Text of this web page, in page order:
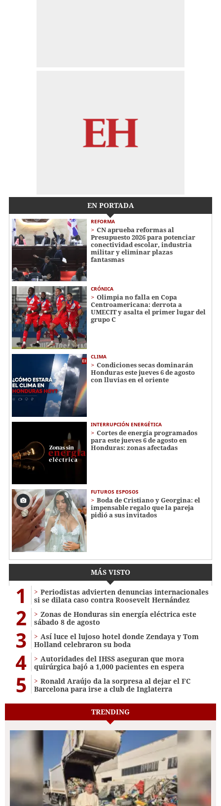
EN PORTADA
REFORMA
CN aprueba reformas al
Presupuesto 2026 para potenciar
conectividad escolar, industria
militar y eliminar plazas
fantasmas
CRÓNICA
Olimpia no falla en Copa
Centroamericana: derrota a
UMECIT y asalta el primer lugar del
grupo C
CLIMA
Condiciones secas dominarán
Honduras este jueves 6 de agosto
con lluvias en el oriente
INTERRUPCIÓN ENERGÉTICA
Cortes de energía programados
para este jueves 6 de agosto en
Honduras: zonas afectadas
FUTUROS ESPOSOS
Boda de Cristiano y Georgina: el
impensable regalo que la pareja
pidió a sus invitados
MÁS VISTO
1
Periodistas advierten denuncias internacionales
si se dilata caso contra Roosevelt Hernández
2
Zonas de Honduras sin energía eléctrica este
sábado 8 de agosto
3
Así luce el lujoso hotel donde Zendaya y Tom
Holland celebraron su boda
4
Autoridades del IHSS aseguran que mora
quirúrgica bajó a 1,000 pacientes en espera
5
Ronald Araújo da la sorpresa al dejar el FC
Barcelona para irse a club de Inglaterra
TRENDING